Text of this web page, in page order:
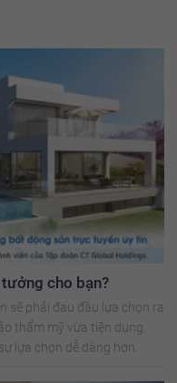
cho bạn?
sẽ phải đau đầu lựa chọn ra
thẩm mỹ vừa tiện dụng.
lựa chọn dễ dàng hơn.